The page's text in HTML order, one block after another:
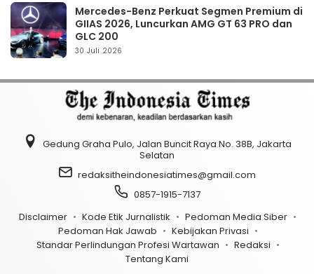
Mercedes-Benz Perkuat Segmen Premium di
GIIAS 2026, Luncurkan AMG GT 63 PRO dan
GLC 200
30 Juli 2026
Gedung Graha Pulo, Jalan Buncit Raya No. 38B, Jakarta
Selatan
redaksitheindonesiatimes@gmail.com
0857-1915-7137
Disclaimer
Kode Etik Jurnalistik
Pedoman Media Siber
Pedoman Hak Jawab
Kebijakan Privasi
Standar Perlindungan Profesi Wartawan
Redaksi
Tentang Kami